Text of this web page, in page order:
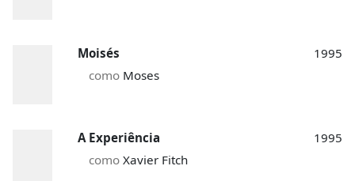
Moisés
como Moses
1995
A Experiência
como Xavier Fitch
1995